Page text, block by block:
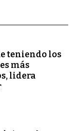
teniendo los
más
lidera